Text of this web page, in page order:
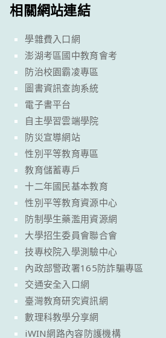
相關網站連結
學雜費入口網
澎湖考區國中教育會考
防治校園霸凌專區
圖書資訊查詢系統
電子書平台
自主學習雲端學院
防災宣導網站
性別平等教育專區
教育儲蓄專戶
十二年國民基本教育
性別平等教育資源中心
防制學生藥濫用資源網
大學招生委員會聯合會
技專校院入學測驗中心
內政部警政署165防詐騙專區
交通安全入口網
臺灣教育研究資訊網
數理科教學分享網
iWIN網路內容防護機構